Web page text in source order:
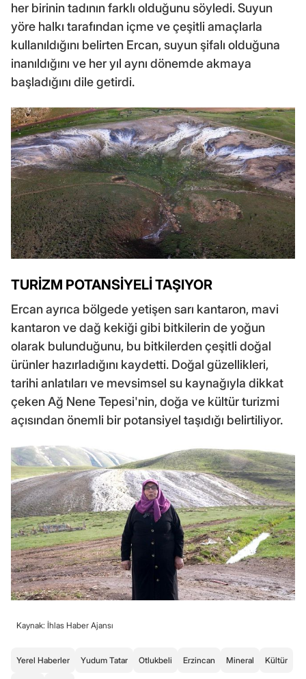
her birinin tadının farklı olduğunu söyledi. Suyun
yöre halkı tarafından içme ve çeşitli amaçlarla
kullanıldığını belirten Ercan, suyun şifalı olduğuna
inanıldığını ve her yıl aynı dönemde akmaya
başladığını dile getirdi.
TURİZM POTANSİYELİ TAŞIYOR
Ercan ayrıca bölgede yetişen sarı kantaron, mavi
kantaron ve dağ kekiği gibi bitkilerin de yoğun
olarak bulunduğunu, bu bitkilerden çeşitli doğal
ürünler hazırladığını kaydetti. Doğal güzellikleri,
tarihi anlatıları ve mevsimsel su kaynağıyla dikkat
çeken Ağ Nene Tepesi'nin, doğa ve kültür turizmi
açısından önemli bir potansiyel taşıdığı belirtiliyor.
Kaynak: İhlas Haber Ajansı
Yerel Haberler Yudum Tatar Otlukbeli Erzincan Mineral Kültür